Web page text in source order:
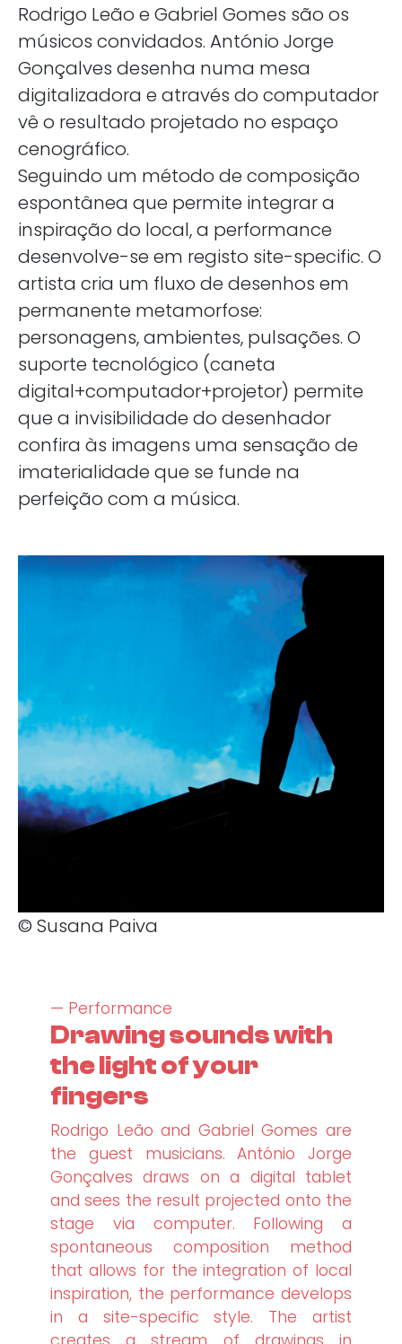
Rodrigo Leão e Gabriel Gomes são os
músicos convidados. António Jorge
Gonçalves desenha numa mesa
digitalizadora e através do computador
vê o resultado projetado no espaço
cenográfico.
Seguindo um método de composição
espontânea que permite integrar a
inspiração do local, a performance
desenvolve-se em registo site-specific. O
artista cria um fluxo de desenhos em
permanente metamorfose:
personagens, ambientes, pulsações. O
suporte tecnológico (caneta
digital+computador+projetor) permite
que a invisibilidade do desenhador
confira às imagens uma sensação de
imaterialidade que se funde na
perfeição com a música.
© Susana Paiva
— Performance
Drawing sounds with
the light of your
fingers
Rodrigo Leão and Gabriel Gomes are
the guest musicians. António Jorge
Gonçalves draws on a digital tablet
and sees the result projected onto the
stage via computer. Following a
spontaneous composition method
that allows for the integration of local
inspiration, the performance develops
in a site-specific style. The artist